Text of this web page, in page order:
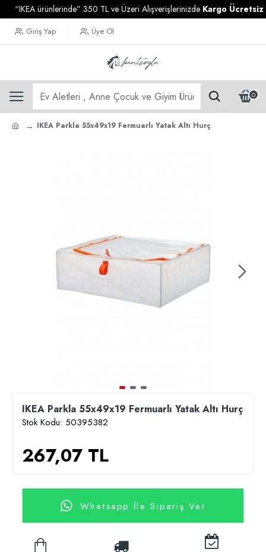
“IKEA ürünlerinde” 350 TL ve Üzeri AlışverişlerinizdeKargo Ücretsiz
Giriş Yap Üye Ol
0
IKEA Parkla 55x49x19 Fermuarlı Yatak Altı Hurç
IKEA Parkla 55x49x19 Fermuarlı Yatak Altı Hurç
Stok Kodu: 50395382
267,07 TL
Whatsapp İle Sipariş Ver